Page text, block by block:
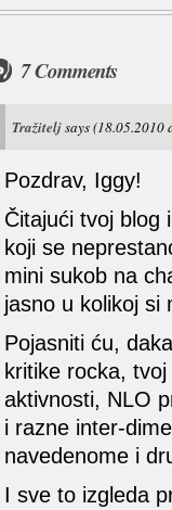
7 Comments
Tražiteljsays(18.05.2010
Pozdrav, Iggy!
Čitajući tvoj blog
koji se
mini sukob na
jasno u kolikoj si
Pojasniti ću,
kritike rocka,
aktivnosti, NLO
i razne inter-
navedenome i
I sve to izgleda